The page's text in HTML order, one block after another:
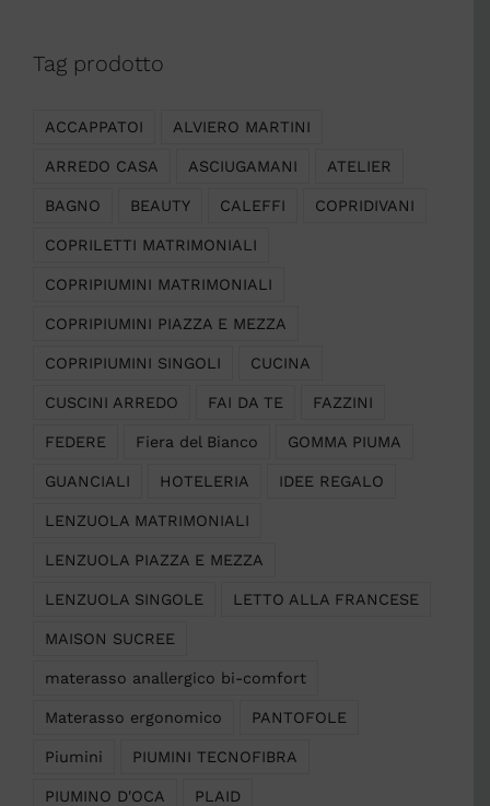
Tag prodotto
ACCAPPATOI ALVIERO MARTINI
ARREDO CASA ASCIUGAMANI ATELIER
BAGNO BEAUTY CALEFFI COPRIDIVANI
COPRILETTI MATRIMONIALI
COPRIPIUMINI MATRIMONIALI
COPRIPIUMINI PIAZZA E MEZZA
COPRIPIUMINI SINGOLI CUCINA
CUSCINI ARREDO FAI DA TE FAZZINI
FEDERE Fiera del Bianco GOMMA PIUMA
GUANCIALI HOTELERIA IDEE REGALO
LENZUOLA MATRIMONIALI
LENZUOLA PIAZZA E MEZZA
LENZUOLA SINGOLE LETTO ALLA FRANCESE
MAISON SUCREE
materasso anallergico bi-comfort
Materasso ergonomico PANTOFOLE
Piumini PIUMINI TECNOFIBRA
PIUMINO D'OCA PLAID